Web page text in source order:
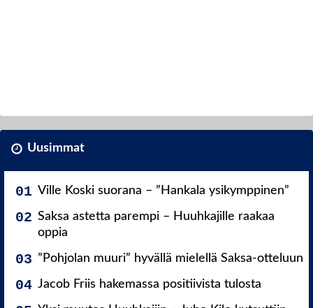
Uusimmat
Ville Koski suorana – ”Hankala ysikymppinen”
Saksa astetta parempi – Huuhkajille raakaa
oppia
”Pohjolan muuri” hyvällä mielellä Saksa-otteluun
Jacob Friis hakemassa positiivista tulosta